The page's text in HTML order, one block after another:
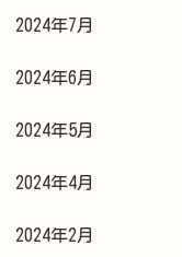
2024年7月
2024年6月
2024年5月
2024年4月
2024年2月